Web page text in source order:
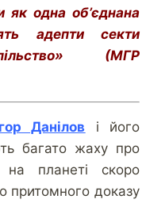
як одна об’єднана
адепти секти
(МГР
Данілов і його
багато жаху про
планеті скоро
притомного доказу